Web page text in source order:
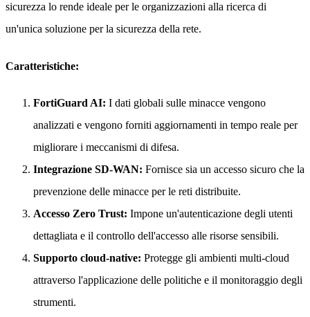
sicurezza lo rende ideale per le organizzazioni alla ricerca di
un'unica soluzione per la sicurezza della rete.
Caratteristiche:
FortiGuard AI: I dati globali sulle minacce vengono
analizzati e vengono forniti aggiornamenti in tempo reale per
migliorare i meccanismi di difesa.
Integrazione SD-WAN: Fornisce sia un accesso sicuro che la
prevenzione delle minacce per le reti distribuite.
Accesso Zero Trust: Impone un'autenticazione degli utenti
dettagliata e il controllo dell'accesso alle risorse sensibili.
Supporto cloud-native: Protegge gli ambienti multi-cloud
attraverso l'applicazione delle politiche e il monitoraggio degli
strumenti.